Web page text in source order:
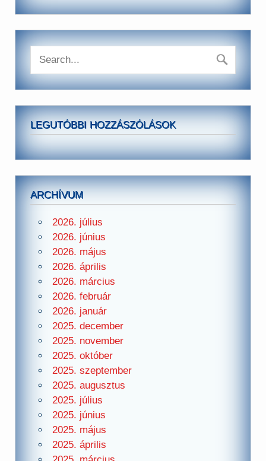
LEGUTÓBBI HOZZÁSZÓLÁSOK
ARCHÍVUM
2026. július
2026. június
2026. május
2026. április
2026. március
2026. február
2026. január
2025. december
2025. november
2025. október
2025. szeptember
2025. augusztus
2025. július
2025. június
2025. május
2025. április